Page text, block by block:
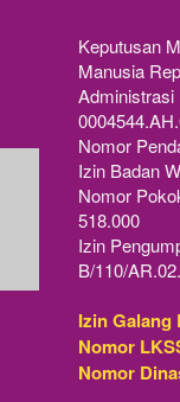
Keputusan
Manusia
Nomor
Izin Badan
Nomor
518.000
Izin
B/110/
Izin Galang
Nomor
Nomor